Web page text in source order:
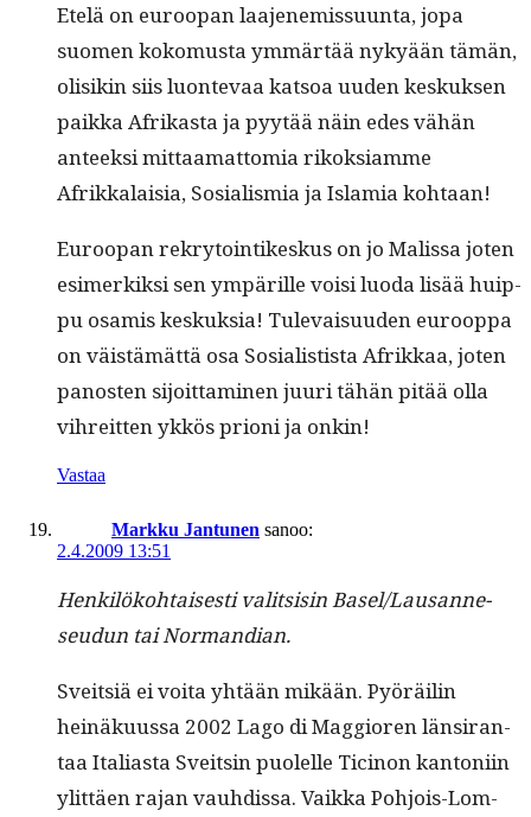
Etelä on euroopan laa­jen­e­mis­su­un­ta, jopa
suomen koko­mus­ta ymmärtää nykyään tämän,
olisikin siis luon­te­vaa kat­soa uuden keskuk­sen
paik­ka Afrikas­ta ja pyytää näin edes vähän
anteek­si mit­taa­mat­to­mia rikok­si­amme
Afrikkalaisia, Sosial­is­mia ja Islamia kohtaan!
Euroopan rekry­toin­tikeskus on jo Malis­sa joten
esimerkik­si sen ympärille voisi luo­da lisää huip­
pu osamis keskuk­sia! Tule­vaisu­u­den euroop­pa
on väistämät­tä osa Sosial­is­tista Afrikkaa, joten
panos­ten sijoit­ta­mi­nen juuri tähän pitää olla
vihre­it­ten ykkös pri­oni ja onkin!
Vastaa
Markku Jantunen sanoo:
2.4.2009 13:51
Henkilöko­htais­es­ti val­it­sisin Basel/Lau­sanne-
seudun tai Normandian.
Sveit­siä ei voita yhtään mikään. Pyöräilin
heinäku­us­sa 2002 Lago di Mag­gioren län­sir­an­
taa Ital­ias­ta Sveitsin puolelle Tici­non kan­toni­in
ylit­täen rajan vauhdis­sa. Vaik­ka Pohjois-Lom­